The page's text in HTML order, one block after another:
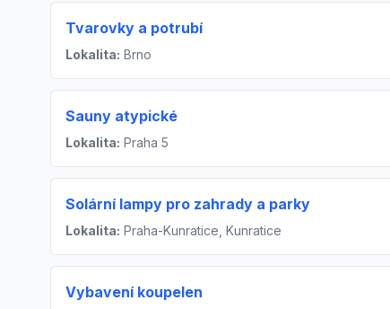
Tvarovky a potrubí
Lokalita: Brno
Sauny atypické
Lokalita: Praha 5
Solární lampy pro zahrady a parky
Lokalita: Praha-Kunratice, Kunratice
Vybavení koupelen